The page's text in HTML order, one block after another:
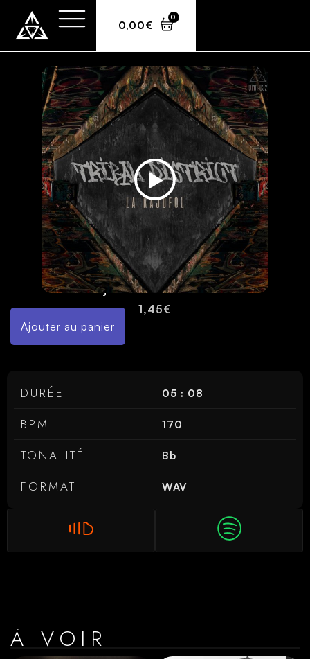
0,00€
0
La Kajofol – Tribal District
1,45€
Ajouter au panier
DURÉE 05 : 08
BPM 170
TONALITÉ Bb
FORMAT WAV
À VOIR